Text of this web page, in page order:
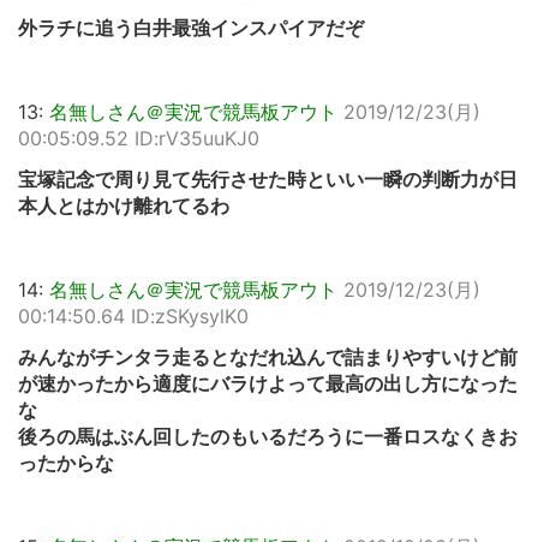
外ラチに追う白井最強インスパイアだぞ
13: 名無しさん＠実況で競馬板アウト 2019/12/23(月)
00:05:09.52 ID:rV35uuKJ0
宝塚記念で周り見て先行させた時といい一瞬の判断力が日
本人とはかけ離れてるわ
14: 名無しさん＠実況で競馬板アウト 2019/12/23(月)
00:14:50.64 ID:zSKysylK0
みんながチンタラ走るとなだれ込んで詰まりやすいけど前
が速かったから適度にバラけよって最高の出し方になった
な
後ろの馬はぶん回したのもいるだろうに一番ロスなくきお
ったからな